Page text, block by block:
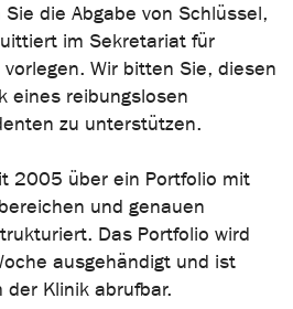
die Abgabe von Schlüssel,
im Sekretariat für
Wir bitten Sie, diesen
eines reibungslosen
zu unterstützen.
2005 über ein Portfolio mit
und genauen
Das Portfolio wird
ausgehändigt und ist
der Klinik abrufbar.